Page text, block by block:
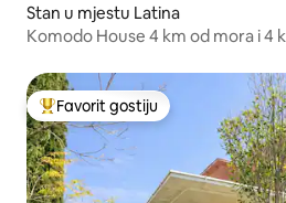
Stan u mjestu Latina
Komodo House 4 km od mora i 4
Glavni favorit gostiju
Favorit gostiju